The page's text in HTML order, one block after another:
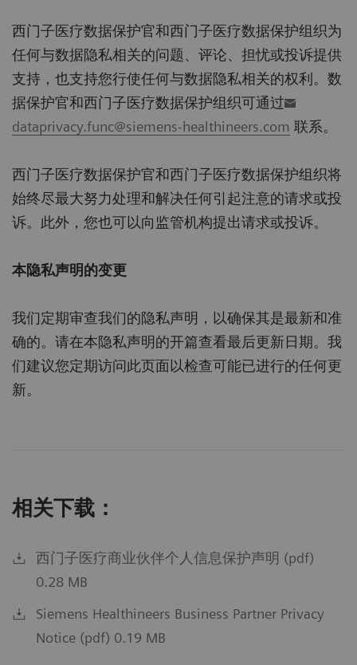
西门子医疗数据保护官和西门子医疗数据保护组织为
任何与数据隐私相关的问题、评论、担忧或投诉提供
支持，也支持您行使任何与数据隐私相关的权利。数
据保护官和西门子医疗数据保护组织可通过
dataprivacy.func@siemens-healthineers.com 联系。
西门子医疗数据保护官和西门子医疗数据保护组织将
始终尽最大努力处理和解决任何引起注意的请求或投
诉。此外，您也可以向监管机构提出请求或投诉。
本隐私声明的变更
我们定期审查我们的隐私声明，以确保其是最新和准
确的。请在本隐私声明的开篇查看最后更新日期。我
们建议您定期访问此页面以检查可能已进行的任何更
新。
相关下载：
西门子医疗商业伙伴个人信息保护声明 (pdf)
0.28 MB
Siemens Healthineers Business Partner Privacy
Notice (pdf) 0.19 MB